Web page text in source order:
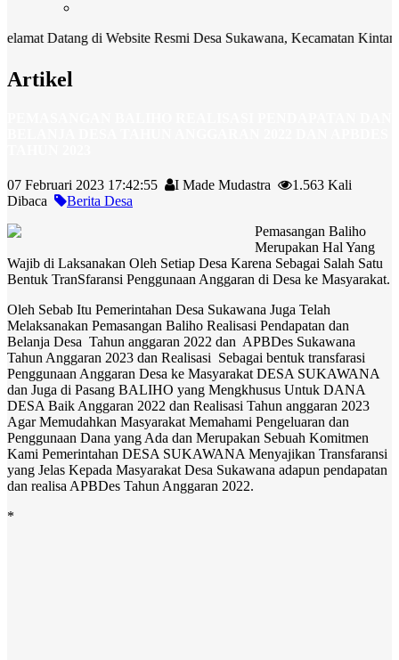
Datang di Website Resmi Desa Sukawana, Kecamatan Kintamani,
Artikel
07 Februari 2023 17:42:55 I Made Mudastra
1.563 Kali
Dibaca
Berita Desa
Pemasangan Baliho
Merupakan Hal Yang
Wajib di Laksanakan Oleh Setiap Desa Karena Sebagai Salah Satu
Bentuk TranSfaransi Penggunaan Anggaran di Desa ke Masyarakat.
Oleh Sebab Itu Pemerintahan Desa Sukawana Juga Telah
Melaksanakan Pemasangan Baliho Realisasi Pendapatan dan
Belanja Desa Tahun anggaran 2022 dan APBDes Sukawana
Tahun Anggaran 2023 dan Realisasi Sebagai bentuk transfarasi
Penggunaan Anggaran Desa ke Masyarakat DESA SUKAWANA
dan Juga di Pasang BALIHO yang Mengkhusus Untuk DANA
DESA Baik Anggaran 2022 dan Realisasi Tahun anggaran 2023
Agar Memudahkan Masyarakat Memahami Pengeluaran dan
Penggunaan Dana yang Ada dan Merupakan Sebuah Komitmen
Kami Pemerintahan DESA SUKAWANA Menyajikan Transfaransi
yang Jelas Kepada Masyarakat Desa Sukawana adapun pendapatan
dan realisa APBDes Tahun Anggaran 2022.
*